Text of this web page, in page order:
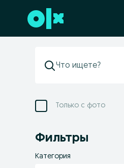
Перейти к нижнему колонтитулу
Только с фото
Фильтры
Категория